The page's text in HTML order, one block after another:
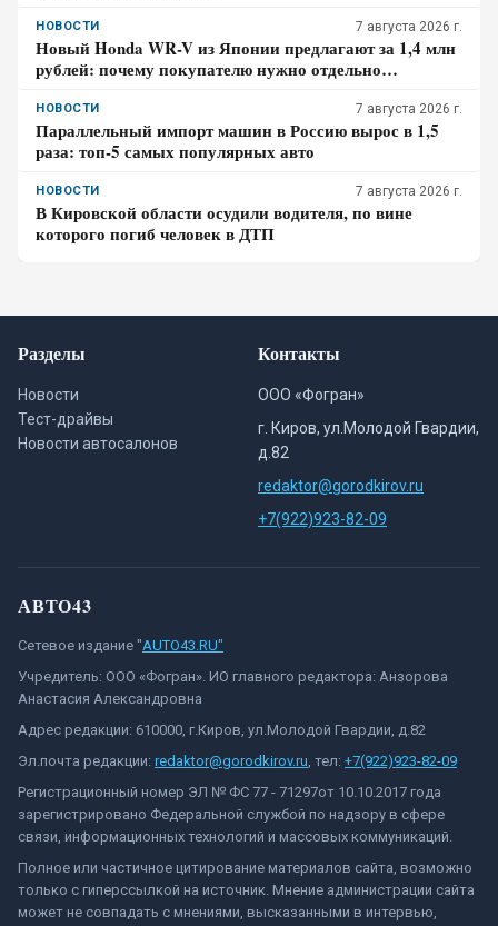
НОВОСТИ 7 августа 2026 г.
Новый Honda WR-V из Японии предлагают за 1,4 млн
рублей: почему покупателю нужно отдельно
НОВОСТИ 7 августа 2026 г.
Параллельный импорт машин в Россию вырос в 1,5
раза: топ-5 самых популярных авто
НОВОСТИ 7 августа 2026 г.
В Кировской области осудили водителя, по вине
которого погиб человек в ДТП
Разделы
Новости
Тест-драйвы
Новости автосалонов
Контакты
ООО «Фогран»
г. Киров, ул.Молодой Гвардии,
д.82
redaktor@gorodkirov.ru
+7(922)923-82-09
АВТО43
Сетевое издание "AUTO43.RU"
Учредитель: ООО «Фогран». ИО главного редактора: Анзорова
Анастасия Александровна
Адрес редакции: 610000, г.Киров, ул.Молодой Гвардии, д.82
Эл.почта редакции: redaktor@gorodkirov.ru, тел: +7(922)923-82-09
Регистрационный номер ЭЛ № ФС 77 - 71297от 10.10.2017 года
зарегистрировано Федеральной службой по надзору в сфере
связи, информационных технологий и массовых коммуникаций.
Полное или частичное цитирование материалов сайта, возможно
только с гиперссылкой на источник. Мнение администрации сайта
может не совпадать с мнениями, высказанными в интервью,